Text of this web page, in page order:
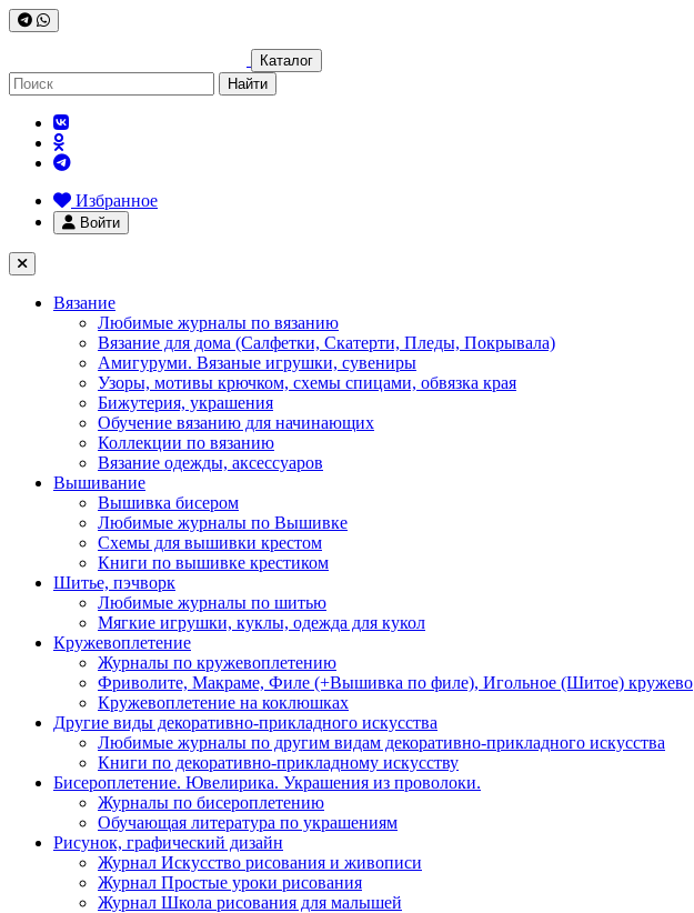
Каталог
Найти
Избранное
Войти
Вязание
Любимые журналы по вязанию
Вязание для дома (Салфетки, Скатерти, Пледы, Покрывала)
Амигуруми. Вязаные игрушки, сувениры
Узоры, мотивы крючком, схемы спицами, обвязка края
Бижутерия, украшения
Обучение вязанию для начинающих
Коллекции по вязанию
Вязание одежды, аксессуаров
Вышивание
Вышивка бисером
Любимые журналы по Вышивке
Схемы для вышивки крестом
Книги по вышивке крестиком
Шитье, пэчворк
Любимые журналы по шитью
Мягкие игрушки, куклы, одежда для кукол
Кружевоплетение
Журналы по кружевоплетению
Фриволите, Макраме, Филе (+Вышивка по филе), Игольное (Шитое) кружево
Кружевоплетение на коклюшках
Другие виды декоративно-прикладного искусства
Любимые журналы по другим видам декоративно-прикладного искусства
Книги по декоративно-прикладному искусству
Бисероплетение. Ювелирика. Украшения из проволоки.
Журналы по бисероплетению
Обучающая литература по украшениям
Рисунок, графический дизайн
Журнал Искусство рисования и живописи
Журнал Простые уроки рисования
Журнал Школа рисования для малышей